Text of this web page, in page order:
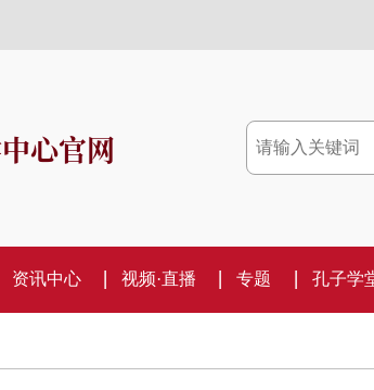
心官网
资讯中心 视频·直播 专题 孔子学